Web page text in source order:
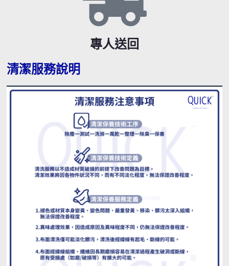
專人送回
清潔服務說明